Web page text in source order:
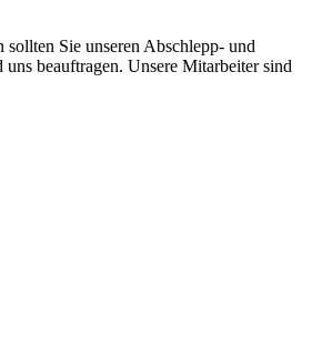
Sie unseren Abschlepp- und
beauftragen. Unsere Mitarbeiter sind